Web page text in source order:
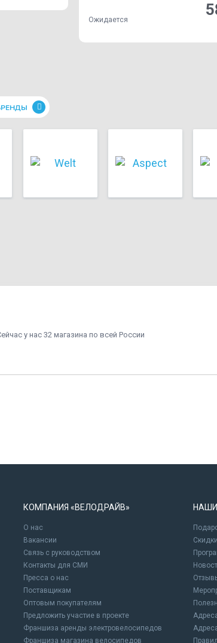
Ожидается
у нас 32 магазина по всей России
КОМПАНИЯ «ВЕЛОДРАЙВ»
О нас
Вакансии
Связь с руководством
Контакты для СМИ
Пресса о нас
Поставщикам
Оптовым покупателям
Предложить участие в проекте
Франшиза аренды электровелосипедов
Франшиза магазина велосипедов